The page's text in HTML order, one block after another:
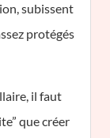
subissent
protégés
il faut
que créer